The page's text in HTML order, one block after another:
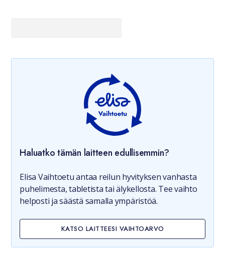
Haluatko tämän laitteen edullisemmin?
Elisa Vaihtoetu antaa reilun hyvityksen vanhasta
puhelimesta, tabletista tai älykellosta. Tee vaihto
helposti ja säästä samalla ympäristöä.
KATSO LAITTEESI VAIHTOARVO